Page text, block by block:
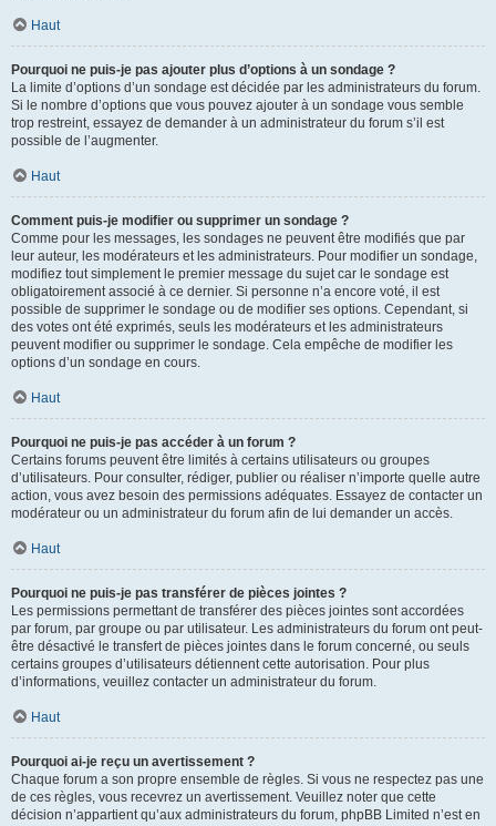
Haut
Pourquoi ne puis-je pas ajouter plus d’options à un sondage ?
La limite d’options d’un sondage est décidée par les administrateurs du forum.
Si le nombre d’options que vous pouvez ajouter à un sondage vous semble
trop restreint, essayez de demander à un administrateur du forum s’il est
possible de l’augmenter.
Haut
Comment puis-je modifier ou supprimer un sondage ?
Comme pour les messages, les sondages ne peuvent être modifiés que par
leur auteur, les modérateurs et les administrateurs. Pour modifier un sondage,
modifiez tout simplement le premier message du sujet car le sondage est
obligatoirement associé à ce dernier. Si personne n’a encore voté, il est
possible de supprimer le sondage ou de modifier ses options. Cependant, si
des votes ont été exprimés, seuls les modérateurs et les administrateurs
peuvent modifier ou supprimer le sondage. Cela empêche de modifier les
options d’un sondage en cours.
Haut
Pourquoi ne puis-je pas accéder à un forum ?
Certains forums peuvent être limités à certains utilisateurs ou groupes
d’utilisateurs. Pour consulter, rédiger, publier ou réaliser n’importe quelle autre
action, vous avez besoin des permissions adéquates. Essayez de contacter un
modérateur ou un administrateur du forum afin de lui demander un accès.
Haut
Pourquoi ne puis-je pas transférer de pièces jointes ?
Les permissions permettant de transférer des pièces jointes sont accordées
par forum, par groupe ou par utilisateur. Les administrateurs du forum ont peut-
être désactivé le transfert de pièces jointes dans le forum concerné, ou seuls
certains groupes d’utilisateurs détiennent cette autorisation. Pour plus
d’informations, veuillez contacter un administrateur du forum.
Haut
Pourquoi ai-je reçu un avertissement ?
Chaque forum a son propre ensemble de règles. Si vous ne respectez pas une
de ces règles, vous recevrez un avertissement. Veuillez noter que cette
décision n’appartient qu’aux administrateurs du forum, phpBB Limited n’est en